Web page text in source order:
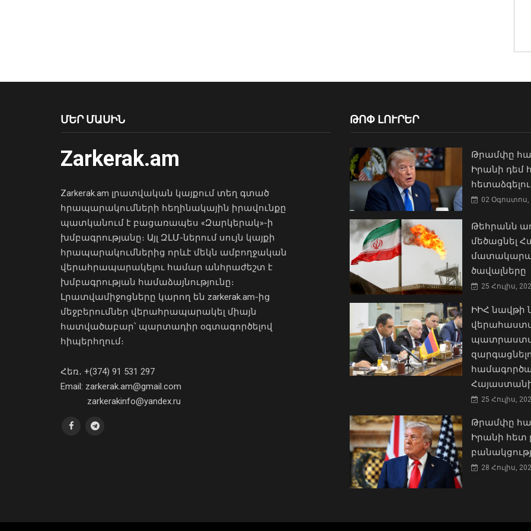
ՄԵՐ ՄԱՍԻՆ
Zarkerak.am
Zarkerak.am լրատվական կայքում տեղ գտած
հրապարակումների հեղինակային իրավունքը
պատկանում է բացառապես «Զարկերակ»-ի
խմբագրությանը։ Այլ ԶԼՄ-ներում սույն կայքի
հրապարակումներից որևէ մեկն ամբողջական
վերահրապարակելու համար անհրաժեշտ է
խմբագրության համաձայնությունը։
Լրատվամիջոցները կարող են zarkerak.am-ից
մեջբերումներ վերահրապարակել միայն
հատվածաբար՝ պարտադիր օգտագործելով
հիպերհղում։
Հեռ․ +(374) 91 531 297
Email: zarkerak.am@gmail.com
zarkerakinfo@yandex.ru
ԹՈՓ ԼՈՒՐԵՐ
Թրամփը
Իրանի դեմ
02 Օգոստոս,
Թեհրանն
մեծացնել
ծավալները
25 Հուլիս,
ԻԻՀ
25 Հուլիս,
Թրամփը
Իրանի հետ
28 Հուլիս,